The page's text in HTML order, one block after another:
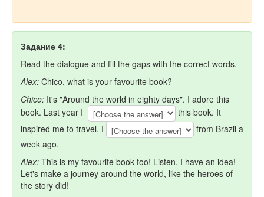
Задание 4:
Read the dialogue and fill the gaps with the correсt words.
Alex: Chico, what is your favourite book?
Chico: It's "Around the world in eighty days". I adore this
book. Last year I
this book. It
inspired me to travel. I
from Brazil a
week ago.
Alex: This is my favourite book too! Listen, I have an idea!
Let's make a journey around the world, like the heroes of
the story did!